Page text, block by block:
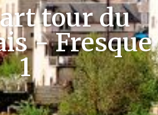
tour du
- Fresque
1